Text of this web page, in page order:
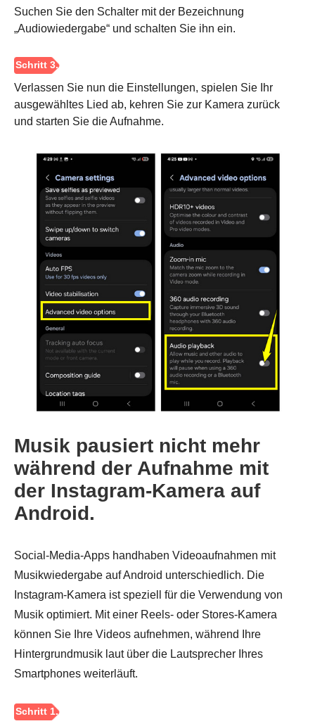
Suchen Sie den Schalter mit der Bezeichnung
„Audiowiedergabe“ und schalten Sie ihn ein.
Verlassen Sie nun die Einstellungen, spielen Sie Ihr
ausgewähltes Lied ab, kehren Sie zur Kamera zurück
und starten Sie die Aufnahme.
Musik pausiert nicht mehr
während der Aufnahme mit
der Instagram-Kamera auf
Android.
Social-Media-Apps handhaben Videoaufnahmen mit
Musikwiedergabe auf Android unterschiedlich. Die
Instagram-Kamera ist speziell für die Verwendung von
Musik optimiert. Mit einer Reels- oder Stores-Kamera
können Sie Ihre Videos aufnehmen, während Ihre
Hintergrundmusik laut über die Lautsprecher Ihres
Smartphones weiterläuft.